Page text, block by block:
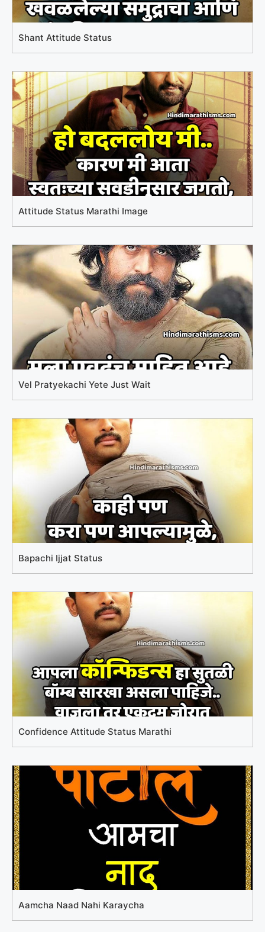
Shant Attitude Status
Attitude Status Marathi Image
Vel Pratyekachi Yete Just Wait
Bapachi Ijjat Status
Confidence Attitude Status Marathi
Aamcha Naad Nahi Karaycha